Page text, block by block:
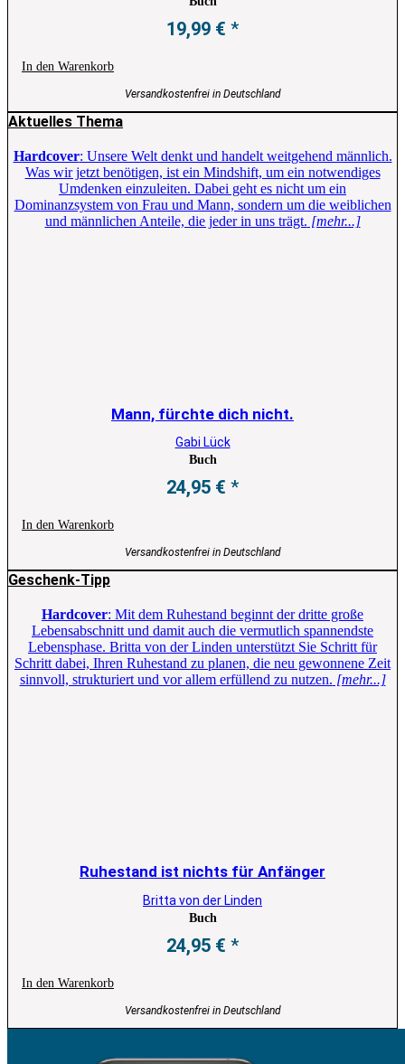
19,99 €
In den Warenkorb
Versandkostenfrei in Deutschland
Aktuelles Thema
Hardcover: Unsere Welt denkt und handelt weitgehend männlich.
Was wir jetzt benötigen, ist ein Mindshift, um ein notwendiges
Umdenken einzuleiten. Dabei geht es nicht um ein
Dominanzsystem von Frau und Mann, sondern um die weiblichen
und männlichen Anteile, die jeder in uns trägt. [mehr...]
Mann, fürchte dich nicht.
Gabi Lück
Buch
24,95 €
In den Warenkorb
Versandkostenfrei in Deutschland
Geschenk-Tipp
Hardcover: Mit dem Ruhestand beginnt der dritte große
Lebensabschnitt und damit auch die vermutlich spannendste
Lebensphase. Britta von der Linden unterstützt Sie Schritt für
Schritt dabei, Ihren Ruhestand zu planen, die neu gewonnene Zeit
sinnvoll, strukturiert und vor allem erfüllend zu nutzen. [mehr...]
Ruhestand ist nichts für Anfänger
Britta von der Linden
Buch
24,95 €
In den Warenkorb
Versandkostenfrei in Deutschland